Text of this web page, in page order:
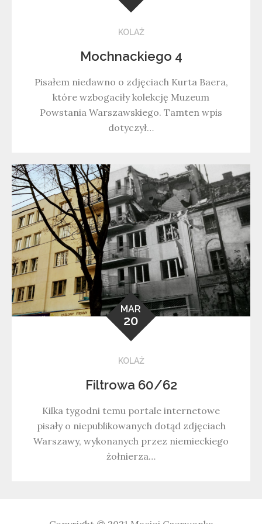
KOLAŻ
Mochnackiego 4
Pisałem niedawno o zdjęciach Kurta Baera,
które wzbogaciły kolekcję Muzeum
Powstania Warszawskiego. Tamten wpis
dotyczył…
MAR
20
KOLAŻ
Filtrowa 60/62
Kilka tygodni temu portale internetowe
pisały o niepublikowanych dotąd zdjęciach
Warszawy, wykonanych przez niemieckiego
żołnierza…